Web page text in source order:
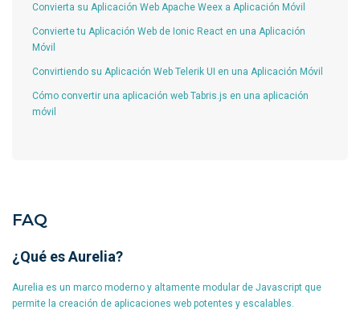
Convierta su Aplicación Web Apache Weex a Aplicación Móvil
Convierte tu Aplicación Web de Ionic React en una Aplicación
Móvil
Convirtiendo su Aplicación Web Telerik UI en una Aplicación Móvil
Cómo convertir una aplicación web Tabris.js en una aplicación
móvil
FAQ
¿Qué es Aurelia?
Aurelia es un marco moderno y altamente modular de Javascript que
permite la creación de aplicaciones web potentes y escalables.